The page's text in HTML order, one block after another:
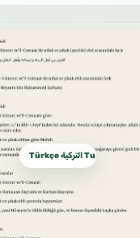
Türkçe التركية Turkish